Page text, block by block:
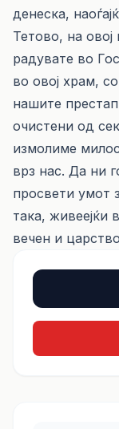
денеска,
Тетово, на овој
радувате во
во овој храм,
нашите
очистени од
измолиме
врз нас. Да ни
просвети умот
така, живеејќи
вечен и